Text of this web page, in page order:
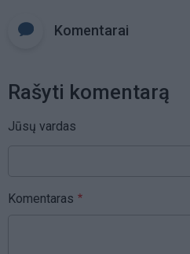
Komentarai
Rašyti komentarą
Jūsų vardas
Komentaras